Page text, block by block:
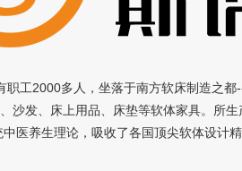
2000多人，坐落于南方软床制造之都
沙发、床上用品、床垫等软体家具。所
医养生理论，吸收了各国顶尖软体设计